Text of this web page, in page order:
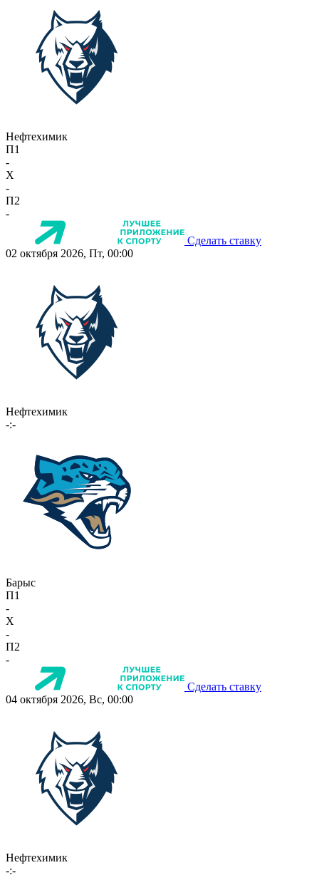
Нефтехимик
П1
-
X
-
П2
-
Сделать ставку
02 октября 2026, Пт, 00:00
Нефтехимик
-:-
Барыс
П1
-
X
-
П2
-
Сделать ставку
04 октября 2026, Вс, 00:00
Нефтехимик
-:-